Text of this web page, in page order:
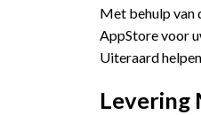
Met behulp van
AppStore voor
Uiteraard
Levering